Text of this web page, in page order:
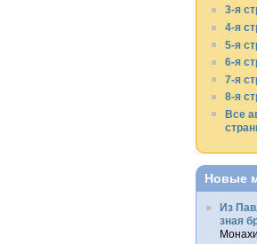
3-я
4-я
5-я
6-я
7-я
8-я
Все
Новые
Из
зная